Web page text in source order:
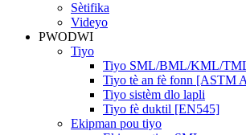
Sètifika
Videyo
PWODWI
Tiyo
Tiyo SML/BML/KML/
Tiyo tè an fè fonn [ASTM
Tiyo sistèm dlo lapli
Tiyo fè duktil [EN545]
Ekipman pou tiyo